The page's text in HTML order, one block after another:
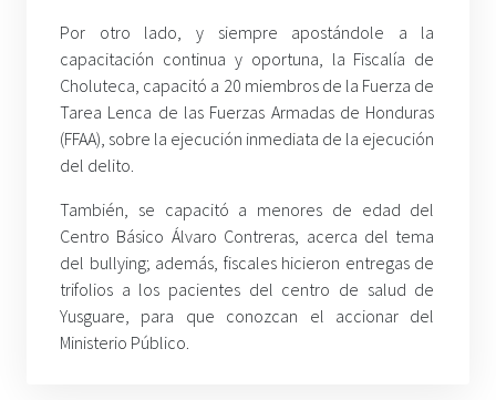
Por otro lado, y siempre apostándole a la
capacitación continua y oportuna, la Fiscalía de
Choluteca, capacitó a 20 miembros de la Fuerza de
Tarea Lenca de las Fuerzas Armadas de Honduras
(FFAA), sobre la ejecución inmediata de la ejecución
del delito.
También, se capacitó a menores de edad del
Centro Básico Álvaro Contreras, acerca del tema
del bullying; además, fiscales hicieron entregas de
trifolios a los pacientes del centro de salud de
Yusguare, para que conozcan el accionar del
Ministerio Público.